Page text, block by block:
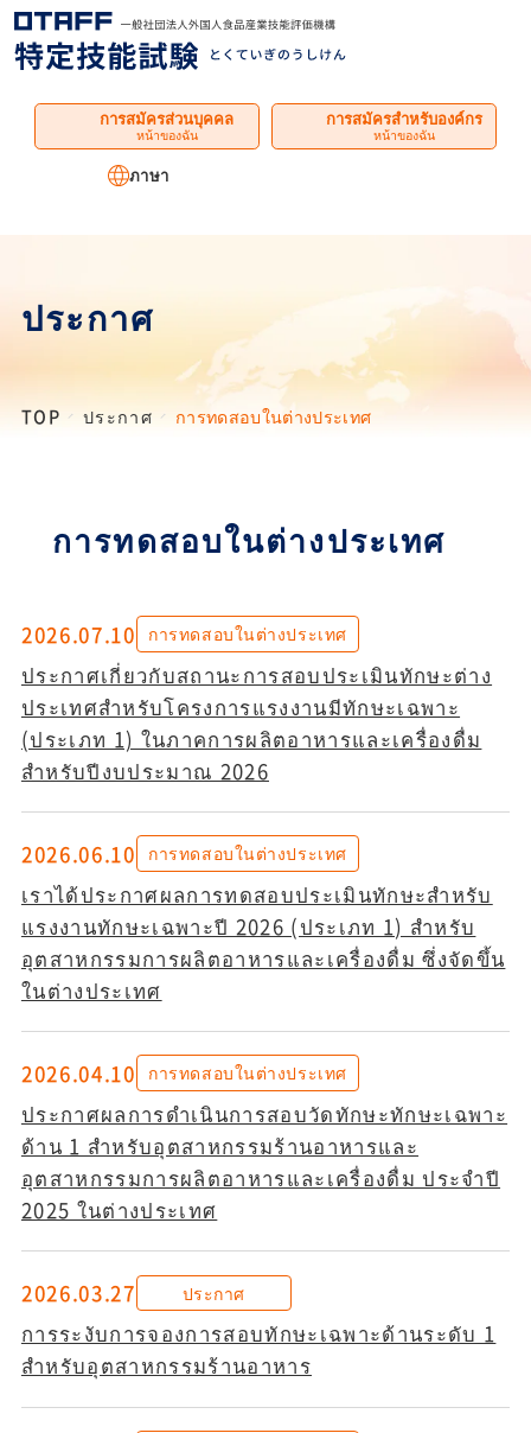
การสมัครส่วนบุคคล
หน้าของฉัน
การสมัครสำหรับองค์กร
หน้าของฉัน
ภาษา
ประกาศ
TOP ประกาศ การทดสอบในต่างประเทศ
การทดสอบในต่างประเทศ
2026.07.10 การทดสอบในต่างประเทศ
ประกาศเกี่ยวกับสถานะการสอบประเมินทักษะต่าง
ประเทศสำหรับโครงการแรงงานมีทักษะเฉพาะ
(ประเภท 1) ในภาคการผลิตอาหารและเครื่องดื่ม
สำหรับปีงบประมาณ 2026
2026.06.10 การทดสอบในต่างประเทศ
เราได้ประกาศผลการทดสอบประเมินทักษะสำหรับ
แรงงานทักษะเฉพาะปี 2026 (ประเภท 1) สำหรับ
อุตสาหกรรมการผลิตอาหารและเครื่องดื่ม ซึ่งจัดขึ้น
ในต่างประเทศ
2026.04.10 การทดสอบในต่างประเทศ
ประกาศผลการดำเนินการสอบวัดทักษะทักษะเฉพาะ
ด้าน 1 สำหรับอุตสาหกรรมร้านอาหารและ
อุตสาหกรรมการผลิตอาหารและเครื่องดื่ม ประจำปี
2025 ในต่างประเทศ
2026.03.27 ประกาศ
การระงับการจองการสอบทักษะเฉพาะด้านระดับ 1
สำหรับอุตสาหกรรมร้านอาหาร